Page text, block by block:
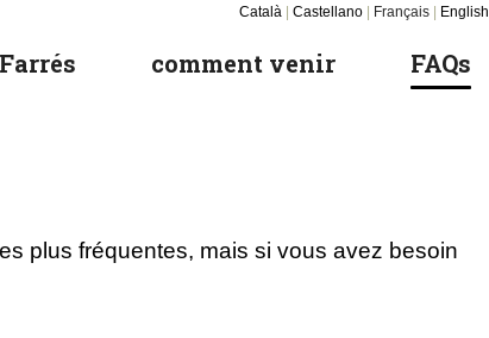
Català Castellano Français English
comment venir FAQs
plus fréquentes, mais si vous avez besoin